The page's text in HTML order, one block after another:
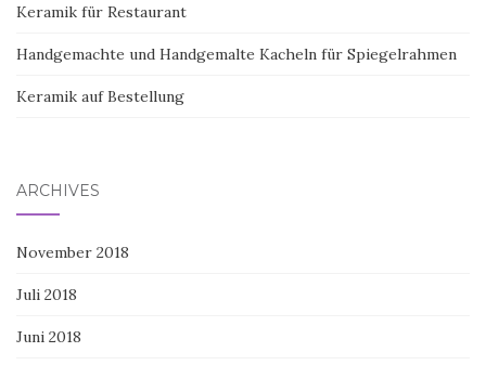
Keramik für Restaurant
Handgemachte und Handgemalte Kacheln für Spiegelrahmen
Keramik auf Bestellung
ARCHIVES
November 2018
Juli 2018
Juni 2018